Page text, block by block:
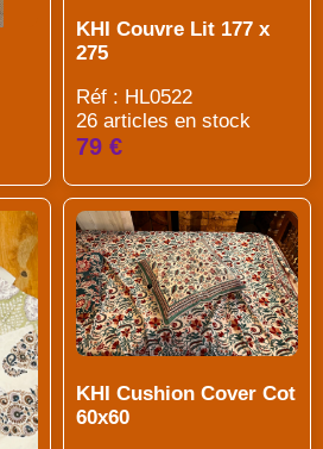
KHI Couvre Lit 177 x
275
Réf : HL0522
26 articles en stock
79 €
KHI Cushion Cover Cot
60x60